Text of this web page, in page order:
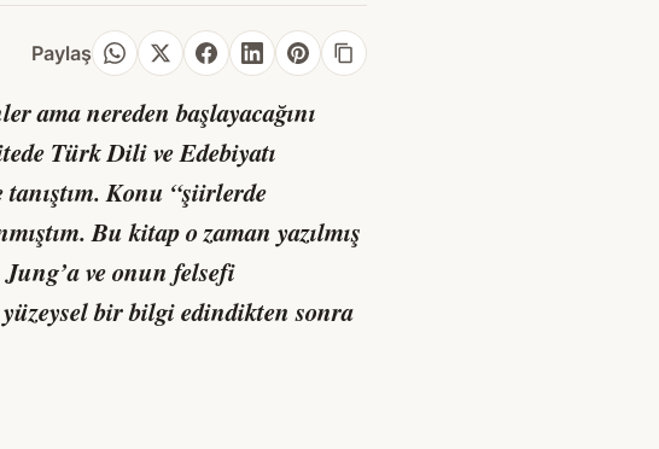
Paylaş
ama nereden başlayacağını
Türk Dili ve Edebiyatı
Konu “şiirlerde
Bu kitap o zaman yazılmış
Jung’a ve onun felsefi
bir bilgi edindikten sonra